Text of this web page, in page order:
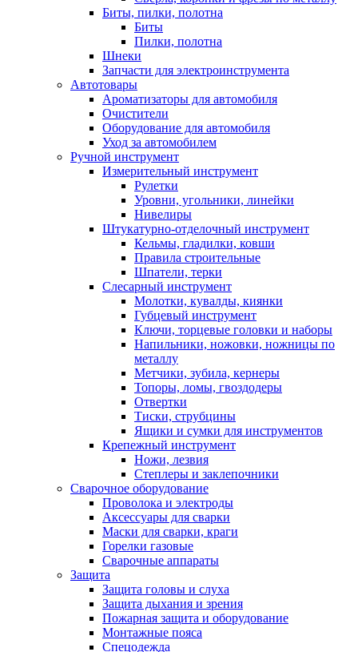
Биты, пилки, полотна
Биты
Пилки, полотна
Шнеки
Запчасти для электроинструмента
Автотовары
Ароматизаторы для автомобиля
Очистители
Оборудование для автомобиля
Уход за автомобилем
Ручной инструмент
Измерительный инструмент
Рулетки
Уровни, угольники, линейки
Нивелиры
Штукатурно-отделочный инструмент
Кельмы, гладилки, ковши
Правила строительные
Шпатели, терки
Слесарный инструмент
Молотки, кувалды, киянки
Губцевый инструмент
Ключи, торцевые головки и наборы
Напильники, ножовки, ножницы по
металлу
Метчики, зубила, кернеры
Топоры, ломы, гвоздодеры
Отвертки
Тиски, струбцины
Ящики и сумки для инструментов
Крепежный инструмент
Ножи, лезвия
Степлеры и заклепочники
Сварочное оборудование
Проволока и электроды
Аксессуары для сварки
Маски для сварки, краги
Горелки газовые
Сварочные аппараты
Защита
Защита головы и слуха
Защита дыхания и зрения
Пожарная защита и оборудование
Монтажные пояса
Спецодежда